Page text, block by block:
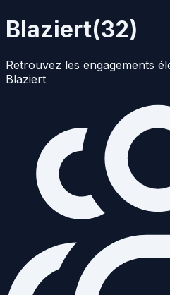
Blaziert(32)
Retrouvez les engagements
Blaziert